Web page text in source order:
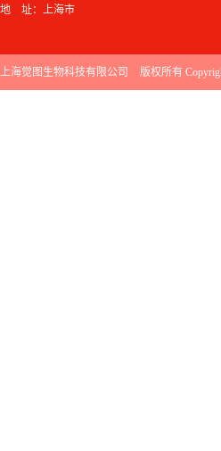
地 址：上海市
上海觉图生物科技有限公司 版权所有